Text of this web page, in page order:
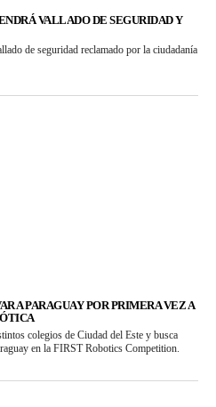
VALLADO DE SEGURIDAD Y
de seguridad reclamado por la ciudadanía
A PARAGUAY POR PRIMERA VEZ A
colegios de Ciudad del Este y busca
en la FIRST Robotics Competition.